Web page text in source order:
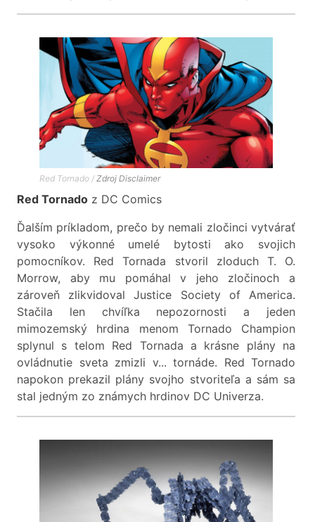
Red Tornado /Zdroj Disclaimer
Red Tornado z DC Comics
Ďalším príkladom, prečo by nemali zločinci vytvárať
vysoko výkonné umelé bytosti ako svojich
pomocníkov. Red Tornada stvoril zloduch T. O.
Morrow, aby mu pomáhal v jeho zločinoch a
zároveň zlikvidoval Justice Society of America.
Stačila len chvíľka nepozornosti a jeden
mimozemský hrdina menom Tornado Champion
splynul s telom Red Tornada a krásne plány na
ovládnutie sveta zmizli v... tornáde. Red Tornado
napokon prekazil plány svojho stvoriteľa a sám sa
stal jedným zo známych hrdinov DC Univerza.